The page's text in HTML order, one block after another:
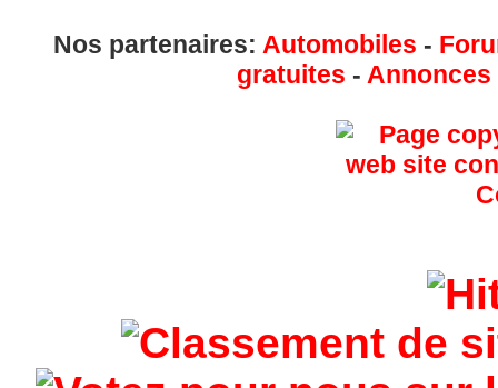
Nos partenaires: Automobiles -
gratuites -